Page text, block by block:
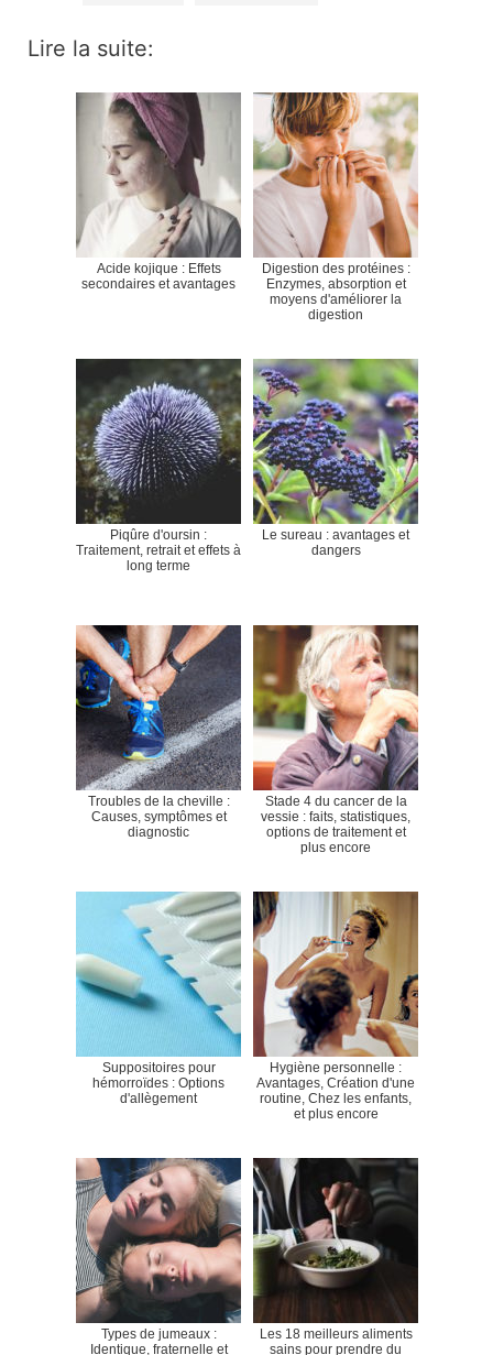
Lire la suite:
Acide kojique : Effets
secondaires et avantages
Digestion des protéines :
Enzymes, absorption et
moyens d'améliorer la
digestion
Piqûre d'oursin :
Traitement, retrait et effets à
long terme
Le sureau : avantages et
dangers
Troubles de la cheville :
Causes, symptômes et
diagnostic
Stade 4 du cancer de la
vessie : faits, statistiques,
options de traitement et
plus encore
Suppositoires pour
hémorroïdes : Options
d'allègement
Hygiène personnelle :
Avantages, Création d'une
routine, Chez les enfants,
et plus encore
Types de jumeaux :
Identique, fraternelle et
Les 18 meilleurs aliments
sains pour prendre du